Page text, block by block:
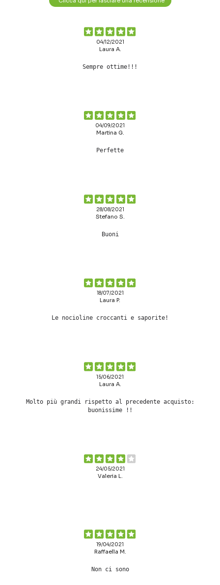
04/12/2021
Laura A.
Sempre ottime!!!
04/09/2021
Martina G.
Perfette
28/08/2021
Stefano S.
Buoni
18/07/2021
Laura P.
Le nocioline croccanti e saporite!
15/06/2021
Laura A.
Molto più grandi rispetto al precedente acquisto:
buonissime !!
24/05/2021
Valeria L.
19/04/2021
Raffaella M.
Non ci sono